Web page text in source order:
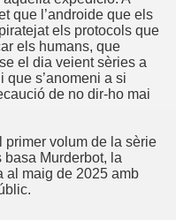
que l’androide que els
els protocols que
els humans, que
el dia veient sèries a
que s’anomeni a si
de no dir-ho mai
primer volum de la sèrie
Murderbot, la
al maig de 2025 amb